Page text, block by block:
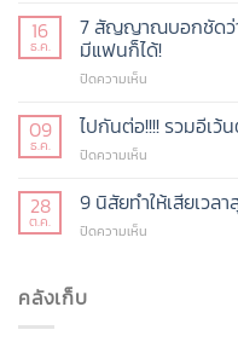
เปิด
ใหม่
มา
แรง
แห่ง
แรง
16
ธ.ค.
7 สัญญาณบอกชัดว่า
มีแฟนก็ได้!
ปิดความเห็น
สัญญาณ
บอก
เรา
09
ธ.ค.
ไปกันต่อ!!!! รวมอีเว้
ปิดความเห็น
กัน
ต่อ!!!!
28
ต.ค.
9 นิสัยทำให้เสียเวลา
ปิดความเห็น
คลังเก็บ